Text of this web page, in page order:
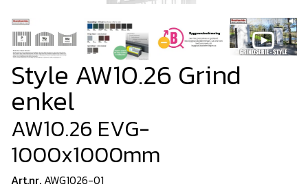
Style AW10.26 Grind
enkel
AW10.26 EVG-
1000x1000mm
Art.nr. AWG1026-01